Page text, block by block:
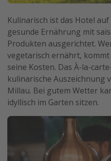
Kulinarisch ist das Hotel
gesunde Ernährung mit
Produkten ausgerichtet.
vegetarisch ernährt,
seine Kosten. Das À-la-
kulinarische Auszeichnung
Millau. Bei gutem Wetter
idyllisch im Garten sitzen.